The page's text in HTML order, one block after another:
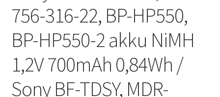
756-316-22, BP-HP550,
BP-HP550-2 akku NiMH
1,2V 700mAh 0,84Wh /
Sony BF-TDSY, MDR-